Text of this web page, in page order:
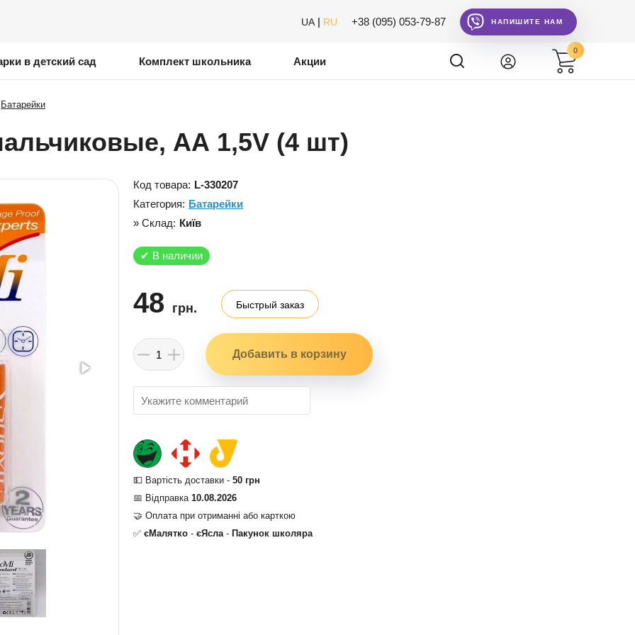
UA | RU +38 (095) 053-79-87 НАПИШИТЕ НАМ
в детский сад Комплект школьника Акции
0
Батарейки
АА 1,5V (4 шт)
Код товара: L-330207
Категория: Батарейки
» Склад: Київ
✔ В наличии
48 грн. Быстрый заказ
💵 Вартість доставки - 50 грн
📅 Відправка 10.08.2026
🤝 Оплата при отриманні або карткою
✅ єМалятко - єЯсла- Пакунок школяра